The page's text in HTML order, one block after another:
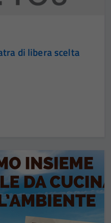
di libera scelta